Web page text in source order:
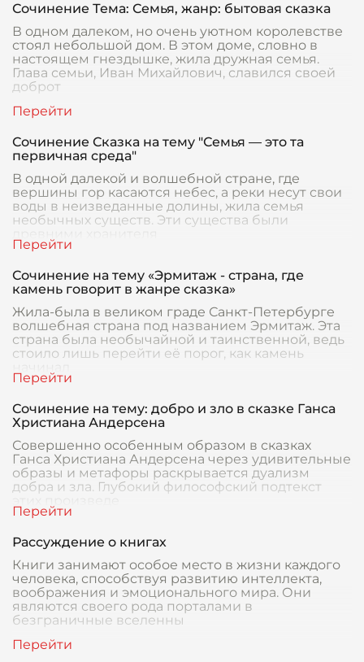
Сочинение Тема: Семья, жанр: бытовая сказка
В одном далеком, но очень уютном королевстве
стоял небольшой дом. В этом доме, словно в
настоящем гнездышке, жила дружная семья.
Глава семьи, Иван Михайлович, славился своей
доброт
Сочинение Сказка на тему "Семья — это та
первичная среда"
В одной далекой и волшебной стране, где
вершины гор касаются небес, а реки несут свои
воды в неизведанные долины, жила семья
необычных существ. Эти существа были
Сочинение на тему «Эрмитаж - страна, где
камень говорит в жанре сказка»
Жила-была в великом граде Санкт-Петербурге
волшебная страна под названием Эрмитаж. Эта
страна была необычайной и таинственной, ведь
стоило лишь перейти её порог, как камень
Сочинение на тему: добро и зло в сказке Ганса
Христиана Андерсена
Совершенно особенным образом в сказках
Ганса Христиана Андерсена через удивительные
образы и метафоры раскрывается дуализм
добра и зла. Глубокий философский подтекст
Рассуждение о книгах
Книги занимают особое место в жизни каждого
человека, способствуя развитию интеллекта,
воображения и эмоционального мира. Они
являются своего рода порталами в
безграничные вселенны